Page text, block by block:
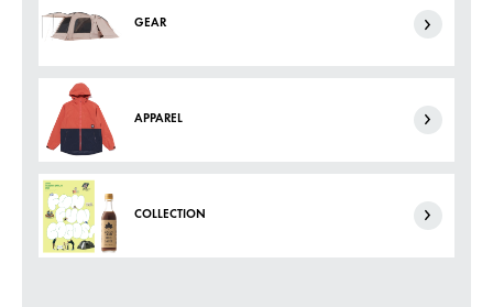
GEAR
APPAREL
COLLECTION